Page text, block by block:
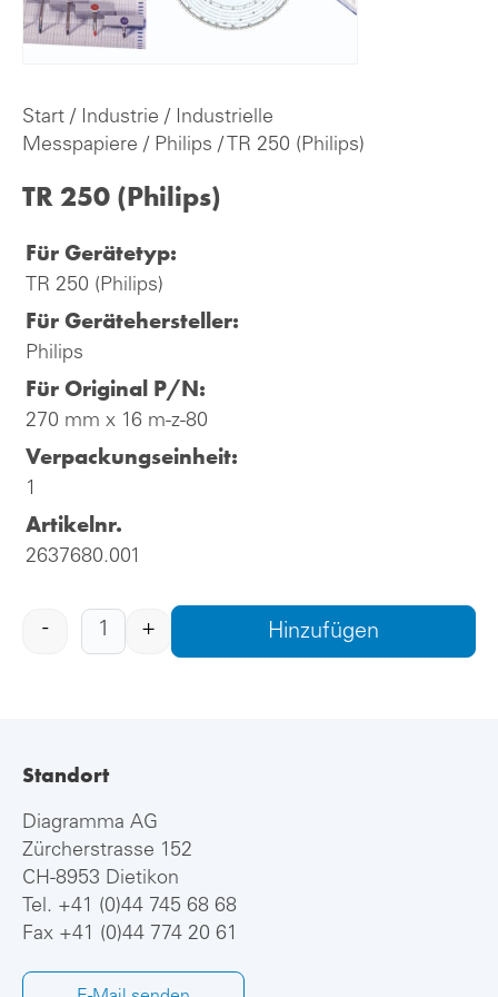
Start / Industrie / Industrielle
Messpapiere / Philips / TR 250 (Philips)
TR 250 (Philips)
Für Gerätetyp:
TR 250 (Philips)
Für Gerätehersteller:
Philips
Für Original P/N:
270 mm x 16 m-z-80
Verpackungseinheit:
1
Artikelnr.
2637680.001
- + Hinzufügen
Standort
Diagramma AG
Zürcherstrasse 152
CH-8953 Dietikon
Tel. +41 (0)44 745 68 68
Fax +41 (0)44 774 20 61